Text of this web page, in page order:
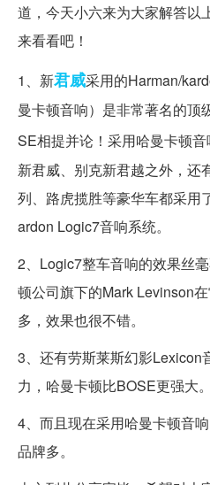
道，今天小六来为大家解答以
来看看吧！
1、新君威采用的Harman/
曼卡顿音响）是非常著名的顶
SE相提并论！采用哈曼卡顿
新君威、别克新君越之外，还
列、路虎揽胜等豪华车都采用
ardon Logic7音响系统。
2、Logic7整车音响的效果丝
顿公司旗下的Mark Levinson
多，效果也很不错。
3、还有劳斯莱斯幻影Lexicon
力，哈曼卡顿比BOSE更强大。
4、而且现在采用哈曼卡顿音
品牌多。